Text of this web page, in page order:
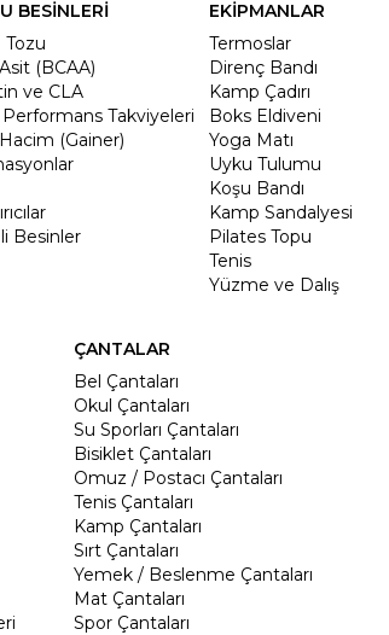
BESİNLERİ
(BCAA)
ve CLA
Takviyeleri
(Gainer)
Besinler
EKİPMANLAR
Termoslar
Direnç Bandı
Kamp Çadırı
Boks Eldiveni
Yoga Matı
Uyku Tulumu
Koşu Bandı
Kamp Sandalyesi
Pilates Topu
Tenis
Yüzme ve Dalış
ÇANTALAR
Bel Çantaları
Okul Çantaları
Su Sporları Çantaları
Bisiklet Çantaları
Omuz / Postacı Çantaları
Tenis Çantaları
Kamp Çantaları
Sırt Çantaları
Yemek / Beslenme Çantaları
Mat Çantaları
Spor Çantaları